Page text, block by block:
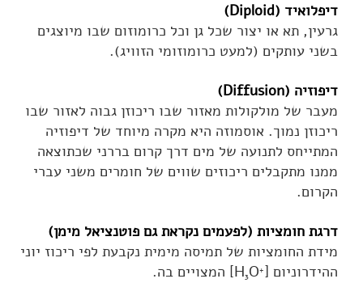
דיפלואיד (Diploid)
גרעין, תא או יצור שכל גן וכל כרומוזום שבו מיוצגים
בשני עותקים (למעט כרומוזומי הזוויג).
דיפוזיה (Diffusion)
מעבר של מולקולות מאזור שבו ריכוזן גבוה לאזור שבו
ריכוזן נמוך. אוסמוזה היא מקרה מיוחד של דיפוזיה
המתייחס לתנועה של מים דרך קרום בררני שכתוצאה
ממנו מתקבלים ריכוזים שווים של חומרים משני עברי
הקרום.
דרגת חומציות (לפעמים נקראת גם פוטנציאל מימן)
מידת החומציות של תמיסה מימית נקבעת לפי ריכוז יוני
ההידרוניום
[H3O+] המצויים בה.